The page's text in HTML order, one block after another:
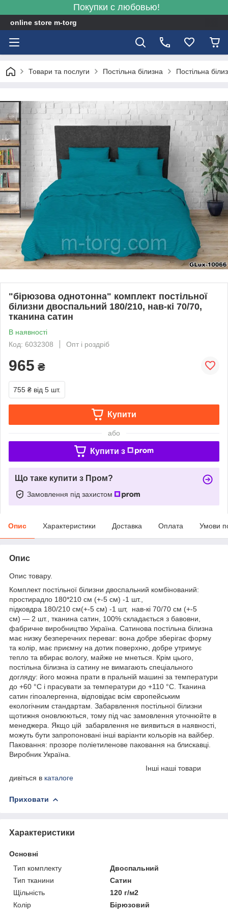
Покупки с любовью!
online store m-torg
Товари та послуги Постільна білизна Постільна
"бірюзова однотонна" комплект постільної
білизни двоспальний 180/210, нав-кі 70/70,
тканина сатин
В наявності
Код: 6032308
Опт і роздріб
965 ₴
755 ₴ від 5 шт.
Купити
або
Купити з
Що таке купити з Пром?
Замовлення під захистом
Опис Характеристики Доставка Оплата Умови
Опис
Опис товару.
Комплект постільної білизни двоспальний комбінований:
простирадло 180*210 см (+-5 см) -1 шт.,
підковдра 180/210 см(+-5 см) -1 шт, нав-кі 70/70 см (+-5
см) — 2 шт., тканина сатин, 100% складається з бавовни,
фабричне виробництво Україна. Сатинова постільна білизна
має низку безперечних переваг: вона добре зберігає форму
та колір, має приємну на дотик поверхню, добре утримує
тепло та вбирає вологу, майже не мнеться. Крім цього,
постільна білизна із сатину не вимагають спеціального
догляду: його можна прати в пральній машині за температури
до +60 °C і прасувати за температури до +110 °C. Тканина
сатин гіпоалергенна, відповідає всім європейським
екологічним стандартам. Забарвлення постільної білизни
щотижня оновлюються, тому під час замовлення уточнюйте в
менеджера. Якщо цій забарвлення не виявиться в наявності,
можуть бути запропоновані інші варіанти кольорів на вайбер.
Паковання: прозоре поліетиленове паковання на блискавці.
Виробник Україна.
Інші наші товари
дивіться в каталоге
Приховати
Характеристики
Основні
Тип комплекту
Двоспальний
Тип тканини
Сатин
Щільність
120 г/м2
Колір
Бірюзовий